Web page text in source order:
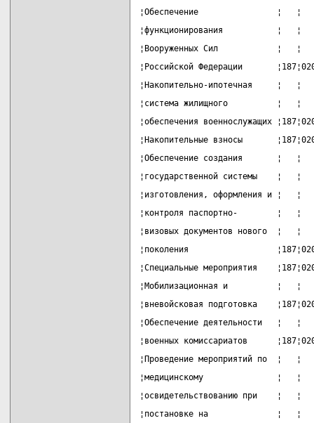
¦Обеспечение                ¦
¦функционирования
¦Вооруженных Сил            ¦
¦Российской Федерации
¦Накопительно-ипотечная
¦система жилищного
¦обеспечения военнослужащих
¦Накопительные взносы
¦Обеспечение создания
¦государственной системы
¦изготовления, оформления
¦контроля паспортно-
¦визовых документов
¦поколения
¦Специальные мероприятия
¦Мобилизационная и
¦вневойсковая подготовка
¦Обеспечение деятельности
¦военных комиссариатов
¦Проведение мероприятий
¦медицинскому               ¦
¦освидетельствованию при
¦постановке на              ¦